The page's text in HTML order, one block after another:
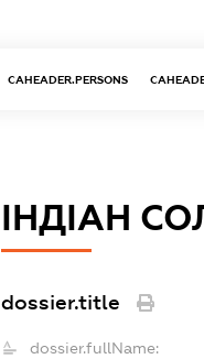
CAHEADER.PERSONS
ІНДІАН
dossier.title
dossier.fullName: